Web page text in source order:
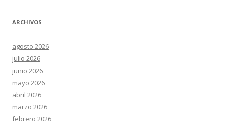
ARCHIVOS
agosto 2026
julio 2026
junio 2026
mayo 2026
abril 2026
marzo 2026
febrero 2026